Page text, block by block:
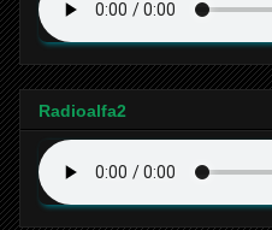
Radioalfa2